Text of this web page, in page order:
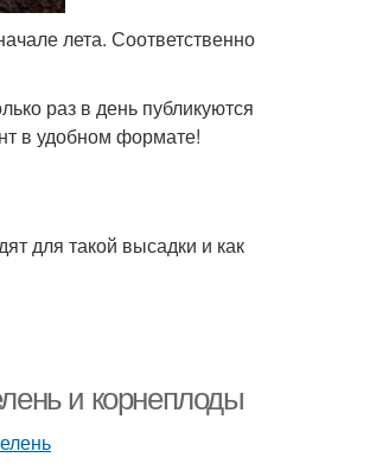
лета. Соответственно
раз в день публикуются
в удобном формате!
для такой высадки и как
и корнеплоды